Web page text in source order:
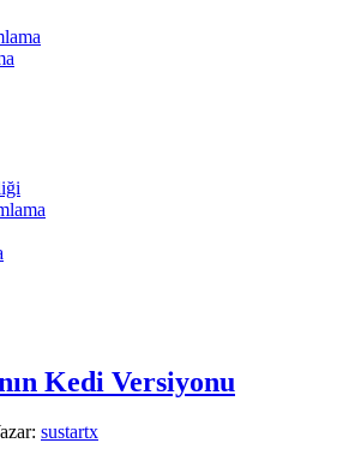
Kedi Versiyonu
sustartx